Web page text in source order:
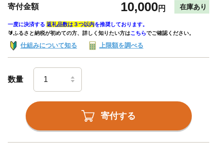
寄付金額 10,000円 在庫あり
一度に決済する 返礼品数は３つ以内を推奨しております。
🔰ふるさと納税が初めての方、詳しく知りたい方はこちらでご確認ください。
仕組みについて知る 上限額を調べる
数量
寄付する